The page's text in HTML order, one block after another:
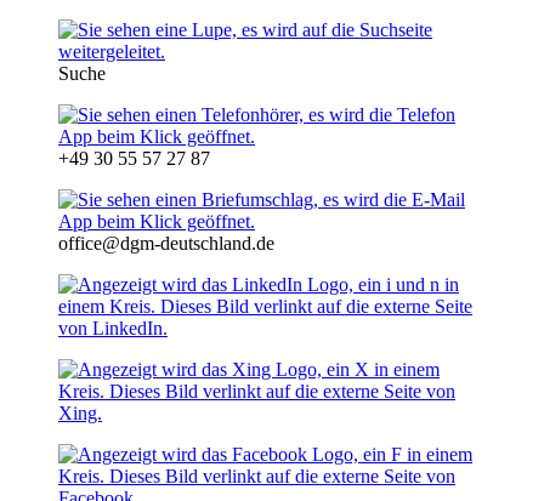
Suche
+49 30 55 57 27 87
office@dgm-deutschland.de